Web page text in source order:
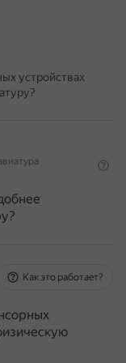
устройствах
Как это работает?